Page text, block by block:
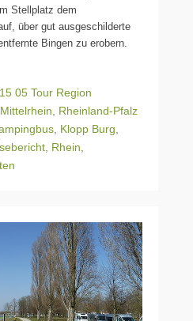
Stellplatz dem
über gut ausgeschilderte
Bingen zu erobern.
05 Tour Region
Rheinland-Pfalz
Klopp Burg
Rhein